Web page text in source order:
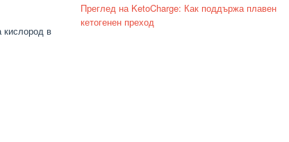
кислород в
Преглед на KetoCharge: Как поддържа плавен
кетогенен преход